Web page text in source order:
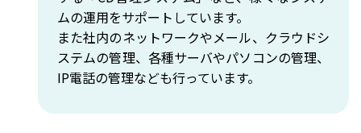
ムの運用をサポートしています。
また社内のネットワークやメール、クラウドシ
ステムの管理、各種サーバやパソコンの管理、
IP電話の管理なども行っています。